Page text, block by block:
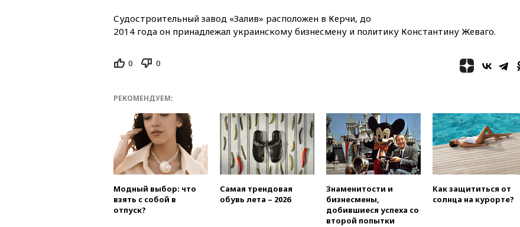
не соответствует нормам
Трамп: США сами
нуждаются в дальнобойных
необходимости пополнения
арсенала США
вчера, 23:28Слуцкий призвал
признать «Яблоко»
нежелательной организацией
ребенок и женщина погибли
при падении деревьев во
время урагана
Судостроительный завод «Залив» расположен в Керчи, до
2014 года он принадлежал украинскому бизнесмену и политику Константину Жеваго.
0 0
РЕКОМЕНДУЕМ:
Модный выбор: что
взять с собой в
отпуск?
Самая трендовая
обувь лета – 2026
Знаменитости и
бизнесмены,
добившиеся успеха со
второй попытки
Как защититься от
солнца на курорте?